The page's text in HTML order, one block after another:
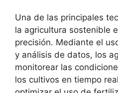
Una de las principales
la agricultura sostenible
precisión. Mediante el
y análisis de datos, los
monitorear las
los cultivos en tiempo